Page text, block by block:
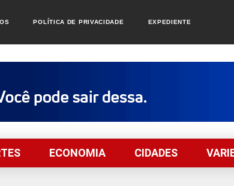
POLÍTICA DE PRIVACIDADE EXPEDIENTE
ECONOMIA CIDADES